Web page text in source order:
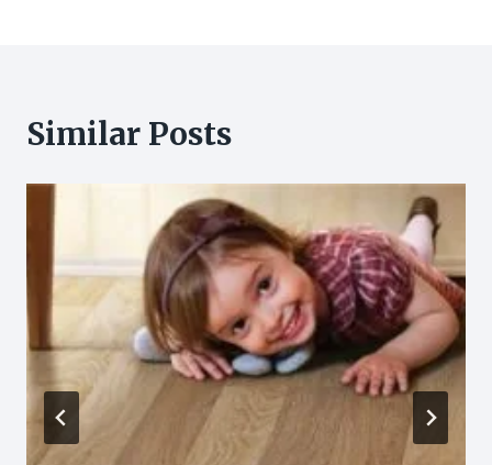
Similar Posts